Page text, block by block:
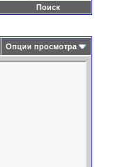
Поиск
Опции просмотра